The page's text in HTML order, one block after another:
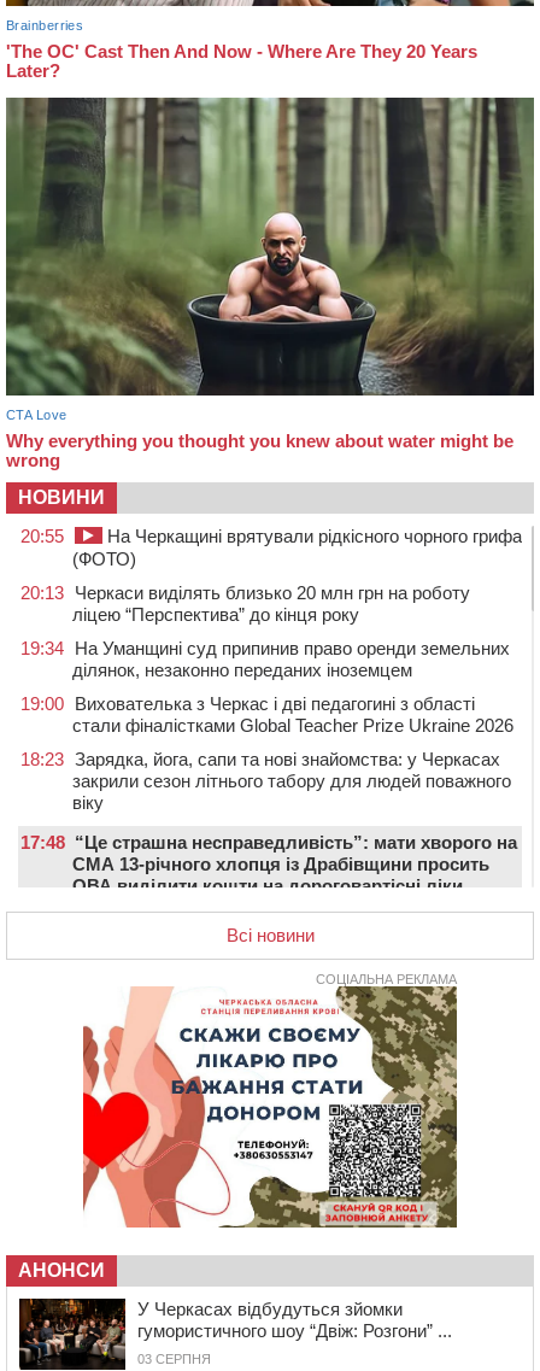
НОВИНИ
20:55
На Черкащині врятували рідкісного чорного грифа
(ФОТО)
20:13 Черкаси виділять близько 20 млн грн на роботу
ліцею “Перспектива” до кінця року
19:34 На Уманщині суд припинив право оренди земельних
ділянок, незаконно переданих іноземцем
19:00 Вихователька з Черкас і дві педагогині з області
стали фіналістками Global Teacher Prize Ukraine 2026
18:23 Зарядка, йога, сапи та нові знайомства: у Черкасах
закрили сезон літнього табору для людей поважного
віку
17:48 “Це страшна несправедливість”: мати хворого на
СМА 13-річного хлопця із Драбівщини просить
ОВА виділити кошти на дороговартісні ліки
На Уманщині судитимуть колишню очільницю відділу
освіти через закупівлю електрики за завищеною
У Черкасах провели в останню путь двох
загиблих воїнів
До 1 вересня у Черкасах оновлюють дорожню
розмітку біля навчальних закладів (ФОТОФАКТ)
На честь загиблого захисника і чемпіона світу в
Черкасах відкрили спортивно-реабілітаційний центр
На Звенигородщині, попри заборону міськради,
проведуть “Ше.Fest”
роботі електромереж та комунальних служб
14:02 На Черкащині намолотили перший мільйон тонн
зерна нового врожаю
13:40 На Кам’янщині сталася масштабна пожежа
Всі новини
СОЦІАЛЬНА РЕКЛАМА
АНОНСИ
У Черкасах відбудуться зйомки
гумористичного шоу “Двіж: Розгони” ...
03 СЕРПНЯ